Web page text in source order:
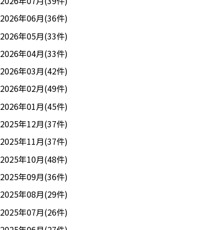
2026年06月(36件)
2026年05月(33件)
2026年04月(33件)
2026年03月(42件)
2026年02月(49件)
2026年01月(45件)
2025年12月(37件)
2025年11月(37件)
2025年10月(48件)
2025年09月(36件)
2025年08月(29件)
2025年07月(26件)